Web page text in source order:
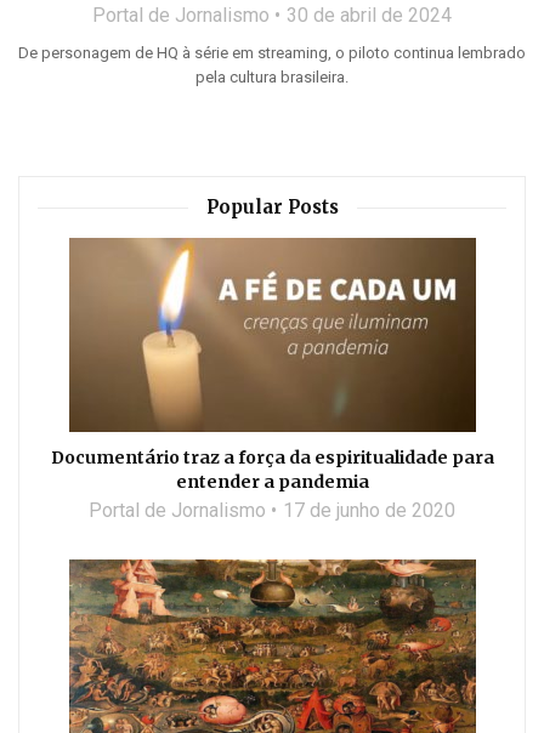
Portal de Jornalismo 30 de abril de 2024
De personagem de HQ à série em streaming, o piloto continua lembrado
pela cultura brasileira.
Popular Posts
Documentário traz a força da espiritualidade para
entender a pandemia
Portal de Jornalismo 17 de junho de 2020